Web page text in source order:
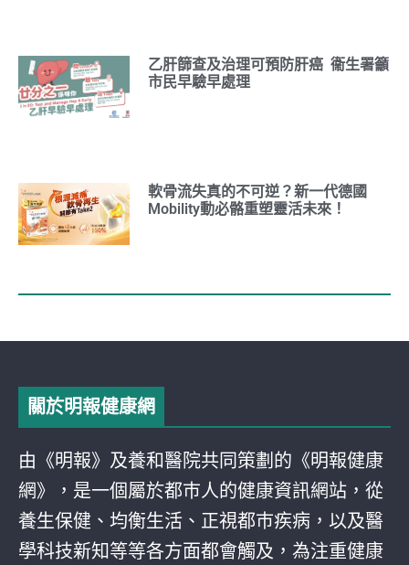
乙肝篩查及治理可預防肝癌 衞生署籲
市民早驗早處理
軟骨流失真的不可逆？新一代德國
Mobility動必骼重塑靈活未來！
關於明報健康網
由《明報》及養和醫院共同策劃的《明報健康
網》，是一個屬於都巿人的健康資訊網站，從
養生保健、均衡生活、正視都巿疾病，以及醫
學科技新知等等各方面都會觸及，為注重健康